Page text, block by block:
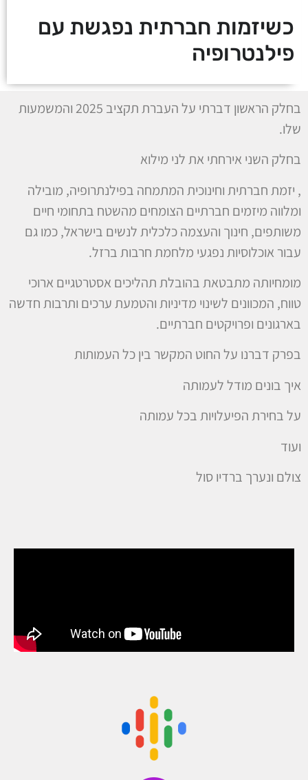
כשיזמות חברתית נפגשת עם
פילנטרופיה
בחלק הראשון דברתי על העברת תקציב 2025 והמשמעות
שלו.
בחלק השני אירחתי את לני מילוא
, יזמת חברתית וחינוכית המתמחה בפילנתרופיה, מובילה
ומלווה מיזמים חברתיים הצומחים מהשטח בתחומי חיים
משותפים, חינוך והעצמה כלכלית לנשים בישראל, כמו גם
עבור אוכלוסיות נפגעי מלחמת חרבות ברזל.
מומחיותה מתבטאת בהובלת תהליכים אסטרטגיים ארוכי
טווח, המכוונים לשינוי מדיניות והטמעת ערכים ותרבות חדשה
בארגונים ופרויקטים חברתיים.
בפרק דברנו על החוט המקשר בין כל העמותות
איך בונים מודל לעמותה
על בחירת הפיעלויות בכל עמותה
ועוד
צולם ונערך ברדיו סול